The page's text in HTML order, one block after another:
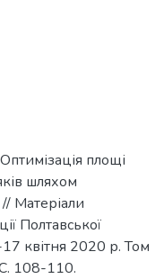
площі
шляхом
Матеріали
Полтавської
квітня 2020 р. Том
108-110.